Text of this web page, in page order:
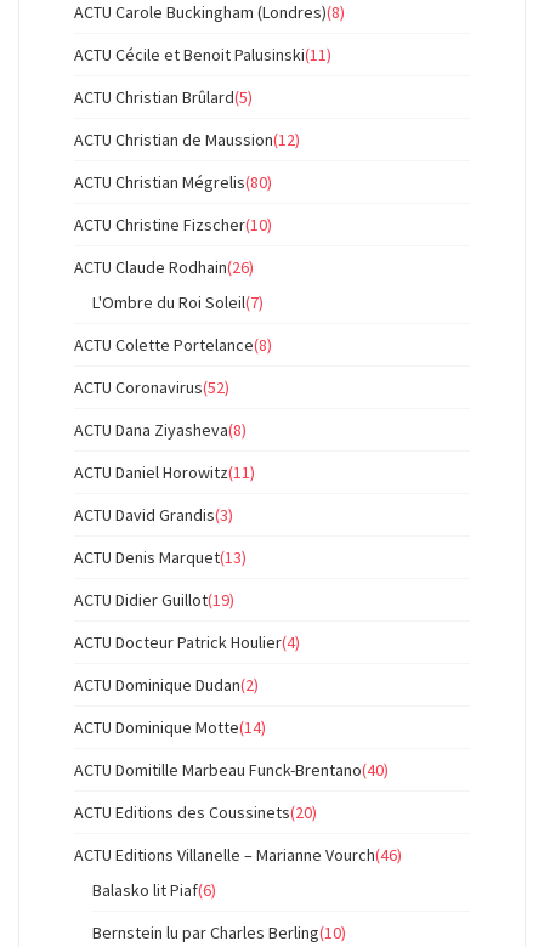
ACTU Carole Buckingham (Londres)(8)
ACTU Cécile et Benoit Palusinski(11)
ACTU Christian Brûlard(5)
ACTU Christian de Maussion(12)
ACTU Christian Mégrelis(80)
ACTU Christine Fizscher(10)
ACTU Claude Rodhain(26)
L'Ombre du Roi Soleil(7)
ACTU Colette Portelance(8)
ACTU Coronavirus(52)
ACTU Dana Ziyasheva(8)
ACTU Daniel Horowitz(11)
ACTU David Grandis(3)
ACTU Denis Marquet(13)
ACTU Didier Guillot(19)
ACTU Docteur Patrick Houlier(4)
ACTU Dominique Dudan(2)
ACTU Dominique Motte(14)
ACTU Domitille Marbeau Funck-Brentano(40)
ACTU Editions des Coussinets(20)
ACTU Editions Villanelle – Marianne Vourch(46)
Balasko lit Piaf(6)
Bernstein lu par Charles Berling(10)